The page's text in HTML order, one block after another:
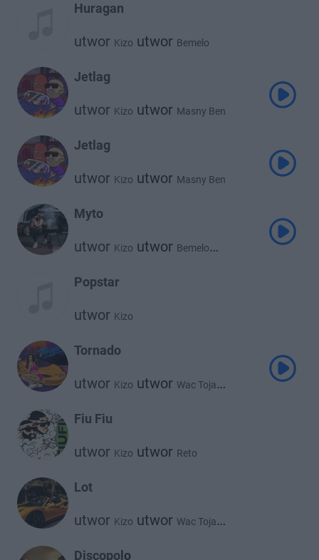
Huragan
utwor Kizo utwor Bemelo
Jetlag
utwor Kizo utwor Masny Ben
Jetlag
utwor Kizo utwor Masny Ben
Myto
utwor Kizo utwor Bemelo
Popstar
utwor Kizo
Tornado
utwor Kizo utwor Wac Toja
Fiu Fiu
utwor Kizo utwor Reto
Lot
utwor Kizo utwor Wac Toja
Discopolo